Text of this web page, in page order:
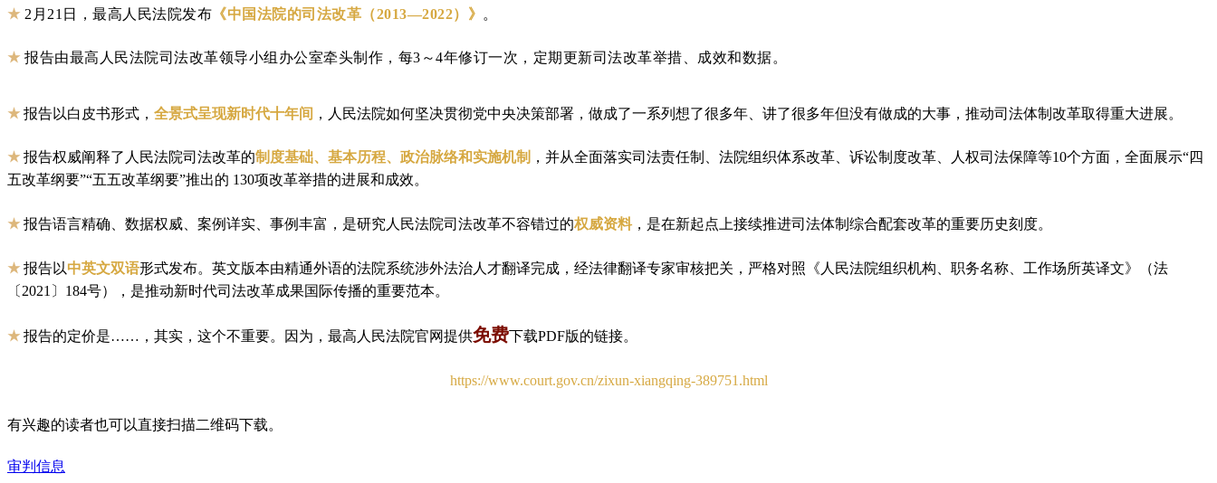
★ 2 月 21 日，最高人民法院发布 《中国法院的司法改革（2013—2022）》 。
★ 报告由最高人民法院司法改革领导小组办公室牵头制作，每3 ～4年修订一次，定期更新司法改革举措、成效和数据。
★ 报告以白皮书形式， 全景式呈现新时代十年间 ，人民法院如何坚决贯彻党中央决策部署，做成了一系列想了很多年、讲了很多年但没有做成的大事，推动司法体制改革取得重大进展。
★ 报告权威阐释了人民法院司法改革的制度基础、基本历程、政治脉络和实施机制 ，并从全面落实司法责任制、法院组织体系改革、诉讼制度改革、人权司法保障等10个方面，全面展示“四
五改革纲要”“五五改革纲要”推出的 130项改革举措的进展和成效。
★ 报告语言精确、数据权威、案例详实、事例丰富，是研究人民法院司法改革不容错过的权威资料，是在新起点上接续推进司法体制综合配套改革的重要历史刻度。
★ 报告以中英文双语形式发布。英文版本由精通外语的法院系统涉外法治人才翻译完成，经法律翻译专家审核把关，严格对照《人民法院组织机构、职务名称、工作场所英译文》（法
〔 2021 〕 184号），是推动新时代司法改革成果国际传播的重要范本。
★ 报告的定价是……，其实， 这个不重要。因为，最高人民法院官网提供免费下载PDF版的链接。
https://www.court.gov.cn/zixun-xiangqing-389751.html
有兴趣的读者也可以直接扫描二维码下载。
审判信息